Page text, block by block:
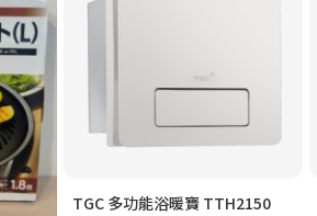
TGC 多功能浴暖寶 TTH2150